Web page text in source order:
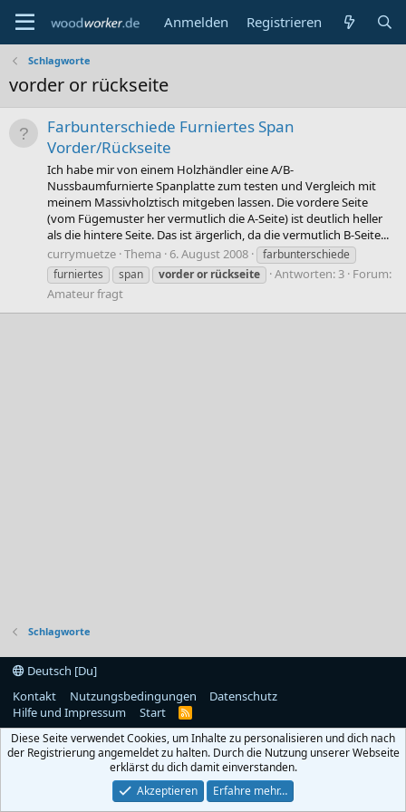
Anmelden Registrieren
Schlagworte
vorder or rückseite
Farbunterschiede Furniertes Span
Vorder/Rückseite
Ich habe mir von einem Holzhändler eine A/B-
Nussbaumfurnierte Spanplatte zum testen und Vergleich mit
meinem Massivholztisch mitgeben lassen. Die vordere Seite
(vom Fügemuster her vermutlich die A-Seite) ist deutlich heller
als die hintere Seite. Das ist ärgerlich, da die vermutlich B-Seite...
currymuetze Thema 6. August 2008
farbunterschiede
furniertes
span vorderor rückseite Antworten: 3 Forum:
Amateur fragt
Schlagworte
Deutsch [Du]
Kontakt
Nutzungsbedingungen
Datenschutz
Hilfe und Impressum
Start
R
S
Diese Seite verwendet Cookies, um Inhalte zu personalisieren und dich nach
der Registrierung angemeldet zu halten. Durch die Nutzung unserer Webseite
erklärst du dich damit einverstanden.
Akzeptieren
Erfahre mehr…